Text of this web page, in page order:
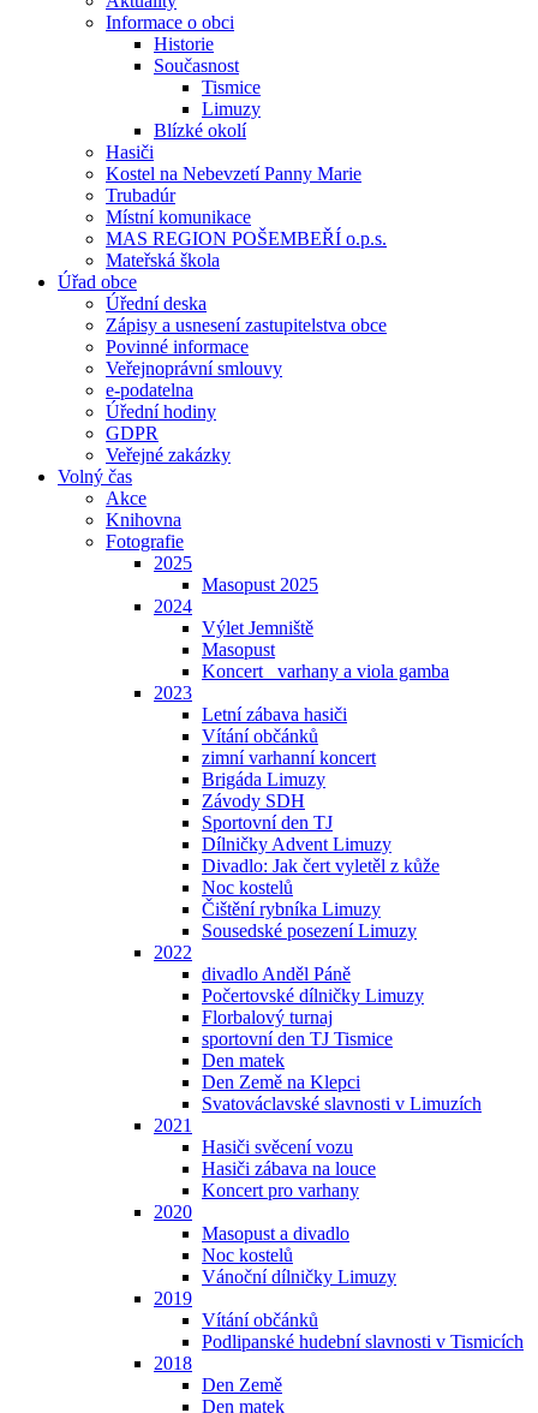
Informace o obci
Historie
Současnost
Tismice
Limuzy
Blízké okolí
Hasiči
Kostel na Nebevzetí Panny Marie
Trubadúr
Místní komunikace
MAS REGION POŠEMBEŘÍ o.p.s.
Mateřská škola
Úřad obce
Úřední deska
Zápisy a usnesení zastupitelstva obce
Povinné informace
Veřejnoprávní smlouvy
e-podatelna
Úřední hodiny
GDPR
Veřejné zakázky
Volný čas
Akce
Knihovna
Fotografie
2025
Masopust 2025
2024
Výlet Jemniště
Masopust
Koncert _varhany a viola gamba
2023
Letní zábava hasiči
Vítání občánků
zimní varhanní koncert
Brigáda Limuzy
Závody SDH
Sportovní den TJ
Dílničky Advent Limuzy
Divadlo: Jak čert vyletěl z kůže
Noc kostelů
Čištění rybníka Limuzy
Sousedské posezení Limuzy
2022
divadlo Anděl Páně
Počertovské dílničky Limuzy
Florbalový turnaj
sportovní den TJ Tismice
Den matek
Den Země na Klepci
Svatováclavské slavnosti v Limuzích
2021
Hasiči svěcení vozu
Hasiči zábava na louce
Koncert pro varhany
2020
Masopust a divadlo
Noc kostelů
Vánoční dílničky Limuzy
2019
Vítání občánků
Podlipanské hudební slavnosti v Tismicích
2018
Den Země
Den matek